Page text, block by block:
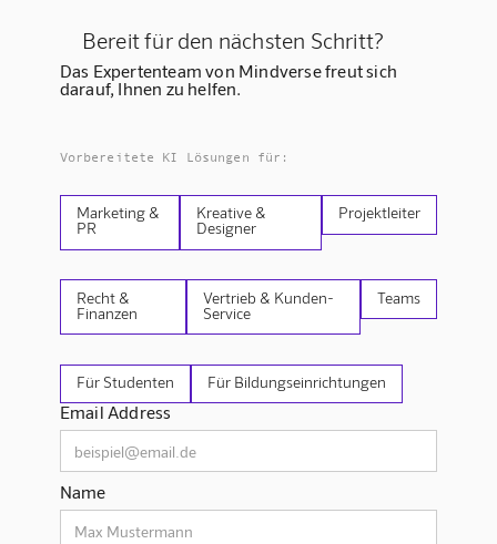
Bereit für den nächsten Schritt?
Das Expertenteam von Mindverse freut sich
darauf, Ihnen zu helfen.
Vorbereitete KI Lösungen für:
Marketing &
PR
Kreative &
Designer
Projektleiter
Recht &
Finanzen
Vertrieb & Kunden-
Service
Teams
Für Studenten Für Bildungseinrichtungen
Email Address
Name